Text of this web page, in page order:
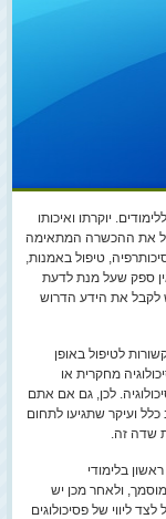
יוקרתו ואיכותו
את ההכשרה המתאימה
טיפול באמנות,
אין ספק שעל מנת לדעת
לקבל את הידע הדרוש
לטיפול באופן
מחקרית או
לכן, גם אם אתם
כלל ועיקר שתגיעו לתחום
שדה זה.
בלימודי
ולאחר מכן יש
ליווי של פסיכולוגים